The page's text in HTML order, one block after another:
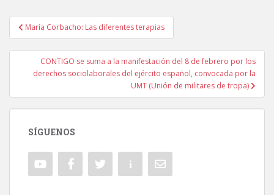
Navegación de entradas
María Corbacho: Las diferentes terapias
CONTIGO se suma a la manifestación del 8 de febrero por los
derechos sociolaborales del ejército español, convocada por la
UMT (Unión de militares de tropa)
SÍGUENOS